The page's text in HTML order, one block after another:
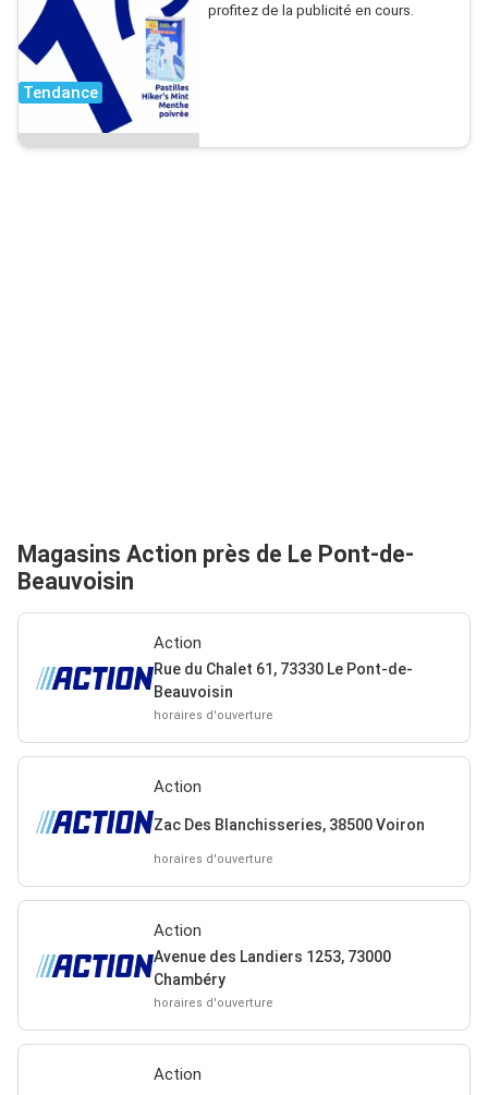
Tendance
profitez de la publicité en cours.
Magasins Action près de Le Pont-de-
Beauvoisin
Action
Rue du Chalet 61, 73330 Le Pont-de-
Beauvoisin
horaires d'ouverture
Action
Zac Des Blanchisseries, 38500 Voiron
horaires d'ouverture
Action
Avenue des Landiers 1253, 73000
Chambéry
horaires d'ouverture
Action